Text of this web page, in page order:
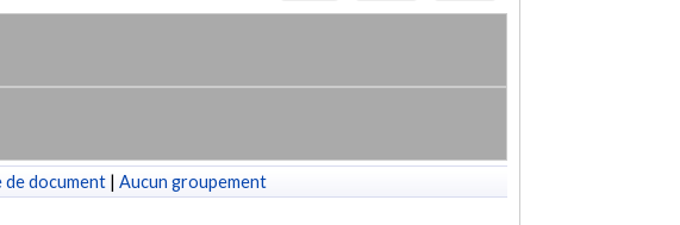
de document | Aucun groupement